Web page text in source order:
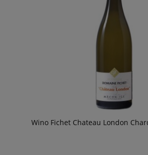
Wino Fichet Chateau London